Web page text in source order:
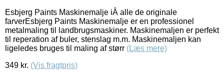
Esbjerg Paints Maskinemalje iÂ alle de originale
farverEsbjerg Paints Maskinemalje er en professionel
metalmaling til landbrugsmaskiner. Maskinemaljen er perfekt
til reperation af buler, stenslag m.m. Maskinemaljen kan
ligeledes bruges til maling af størr (Læs mere)
349 kr. (Vis fragtpris)